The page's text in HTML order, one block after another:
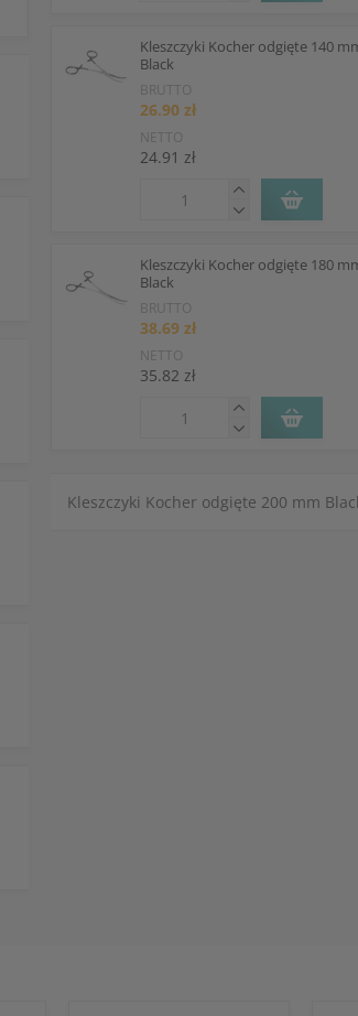
Kleszczyki Kocher odgięte 140
Black
BRUTTO
26.90 zł
NETTO
24.91 zł
Kleszczyki Kocher odgięte 180
Black
BRUTTO
38.69 zł
NETTO
35.82 zł
Kleszczyki Kocher odgięte 200 mm